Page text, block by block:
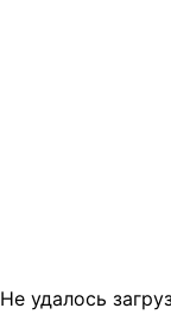
Не удалось